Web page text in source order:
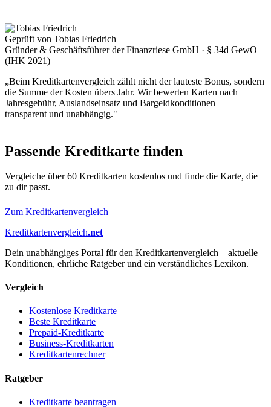
Geprüft von Tobias Friedrich
Gründer & Geschäftsführer der Finanzriese GmbH · § 34d GewO
(IHK 2021)
„Beim Kreditkartenvergleich zählt nicht der lauteste Bonus, sondern
die Summe der Kosten übers Jahr. Wir bewerten Karten nach
Jahresgebühr, Auslandseinsatz und Bargeldkonditionen –
transparent und unabhängig."
Passende Kreditkarte finden
Vergleiche über 60 Kreditkarten kostenlos und finde die Karte, die
zu dir passt.
Zum Kreditkartenvergleich
Kreditkartenvergleich.net
Dein unabhängiges Portal für den Kreditkartenvergleich – aktuelle
Konditionen, ehrliche Ratgeber und ein verständliches Lexikon.
Vergleich
Kostenlose Kreditkarte
Beste Kreditkarte
Prepaid-Kreditkarte
Business-Kreditkarten
Kreditkartenrechner
Ratgeber
Kreditkarte beantragen